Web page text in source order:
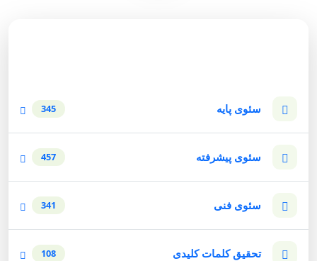
سئوی پایه 345
سئوی پیشرفته 457
سئوی فنی 341
تحقیق کلمات کلیدی 108